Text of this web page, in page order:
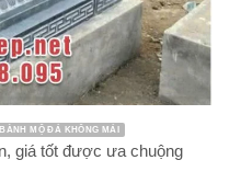
MỘ ĐÁ KHÔNG MÁI
giá tốt được ưa chuộng